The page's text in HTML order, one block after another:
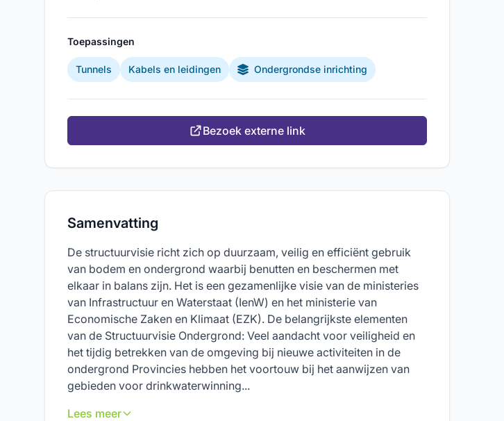
Toepassingen
Tunnels Kabels en leidingen Ondergrondse inrichting
Bezoek externe link
Samenvatting
De structuurvisie richt zich op duurzaam, veilig en efficiënt gebruik
van bodem en ondergrond waarbij benutten en beschermen met
elkaar in balans zijn. Het is een gezamenlijke visie van de ministeries
van Infrastructuur en Waterstaat (IenW) en het ministerie van
Economische Zaken en Klimaat (EZK). De belangrijkste elementen
van de Structuurvisie Ondergrond: Veel aandacht voor veiligheid en
het tijdig betrekken van de omgeving bij nieuwe activiteiten in de
ondergrond Provincies hebben het voortouw bij het aanwijzen van
gebieden voor drinkwaterwinning...
Lees meer